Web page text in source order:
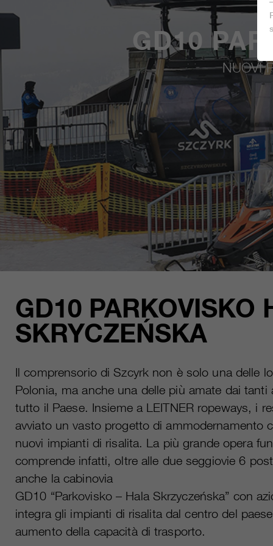
GD10
NUOVI
GD10 PARKOVISKO
SKRYCZEŃSKA
Il comprensorio di Szcyrk non è solo una delle
Polonia, ma anche una delle più amate dai
tutto il Paese. Insieme a LEITNER ropeways, i
avviato un vasto progetto di ammodernamento
nuovi impianti di risalita. La più grande opera
comprende infatti, oltre alle due seggiovie 6
anche la cabinovia
GD10 “Parkovisko – Hala Skrzyczeńska” con
integra gli impianti di risalita dal centro del
aumento della capacità di trasporto.